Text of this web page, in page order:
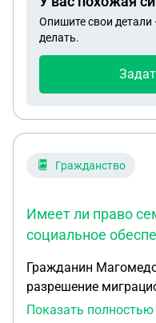
было куплено до и
Опишите свои
делать.
Гражданство
Имеет ли право
социальное
Гражданин
разрешение
трудовую
Показать полностью